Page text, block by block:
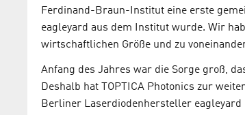
Ferdinand-Braun-Institut eine erste
eagleyard aus dem Institut wurde. Wir
wirtschaftlichen Größe und zu
Anfang des Jahres war die Sorge groß,
Deshalb hat TOPTICA Photonics zur
Berliner Laserdiodenhersteller eagleyard